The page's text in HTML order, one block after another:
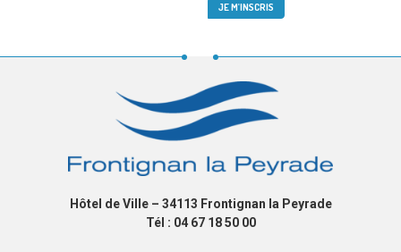
Hôtel de Ville – 34113 Frontignan la Peyrade
Tél : 04 67 18 50 00